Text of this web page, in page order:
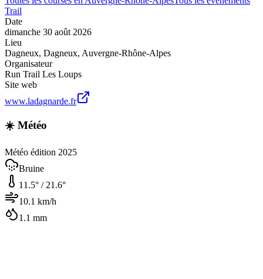
Trail
Date
dimanche 30 août 2026
Lieu
Dagneux, Dagneux, Auvergne-Rhône-Alpes
Organisateur
Run Trail Les Loups
Site web
www.ladagnarde.fr
☀️ Météo
Météo édition 2025
Bruine
11.5° / 21.6°
10.1 km/h
1.1 mm